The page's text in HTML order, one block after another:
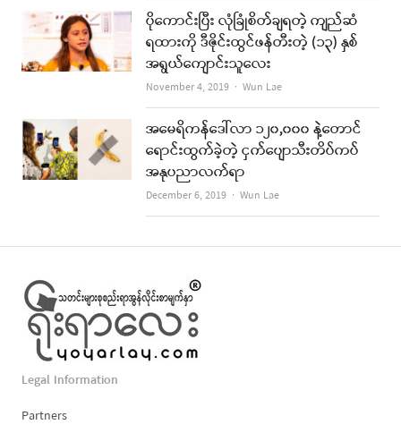
ပိုကောင်းပြီး လုံခြုံစိတ်ချရတဲ့ ကျည်ဆံ
ရထားကို ဒီဇိုင်းထွင်ဖန်တီးတဲ့ (၁၃) နှစ်
အရွယ်ကျောင်းသူလေး
November 4, 2019 Author
Wun Lae
အမေရိကန်ဒေါ်လာ ၁၂၀,၀၀၀ နဲ့တောင်
ရောင်းထွက်ခဲ့တဲ့ ငှက်ပျောသီးတိပ်ကပ်
အနုပညာလက်ရာ
December 6, 2019 Author
Wun Lae
Legal Information
Partners